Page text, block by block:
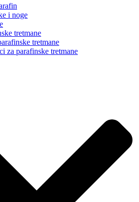
i noge
tretmane
tretmane
za parafinske tretmane